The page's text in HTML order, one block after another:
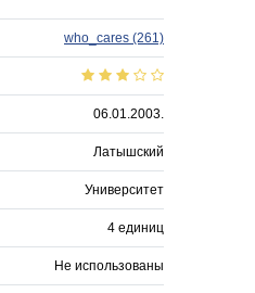
who_cares (261)
06.01.2003.
Латышский
Университет
4 единиц
Не использованы